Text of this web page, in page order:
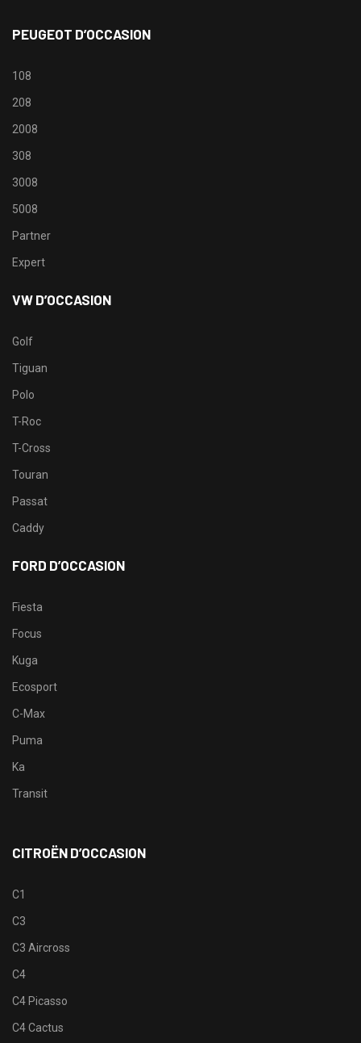
PEUGEOT D’OCCASION
108
208
2008
308
3008
5008
Partner
Expert
VW D’OCCASION
Golf
Tiguan
Polo
T-Roc
T-Cross
Touran
Passat
Caddy
FORD D’OCCASION
Fiesta
Focus
Kuga
Ecosport
C-Max
Puma
Ka
Transit
CITROËN D’OCCASION
C1
C3
C3 Aircross
C4
C4 Picasso
C4 Cactus